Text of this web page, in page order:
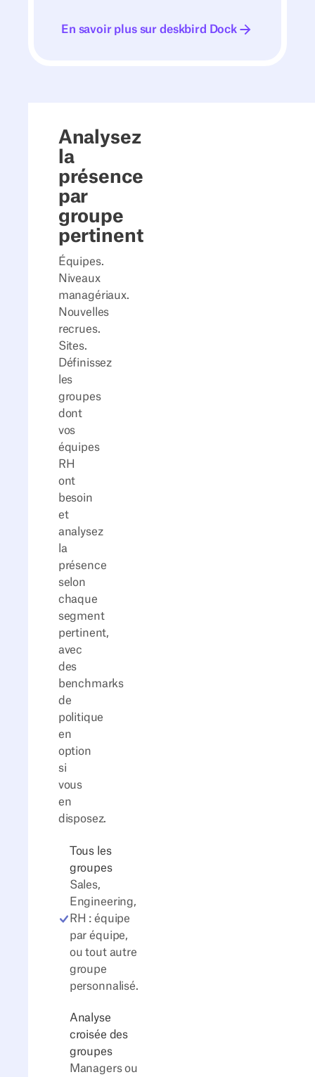
En savoir plus sur deskbird Dock
En savoir plus sur deskbird Dock
Analysez
la
présence
par
groupe
pertinent
Équipes.
Niveaux
managériaux.
Nouvelles
recrues.
Sites.
Définissez
les
groupes
dont
vos
équipes
RH
ont
besoin
et
analysez
la
présence
selon
chaque
segment
pertinent,
avec
des
benchmarks
de
politique
en
option
si
vous
en
disposez.
Tous les
groupes
Sales,
Engineering,
RH : équipe
par équipe,
ou tout autre
groupe
personnalisé.
Analyse
croisée des
groupes
Managers ou